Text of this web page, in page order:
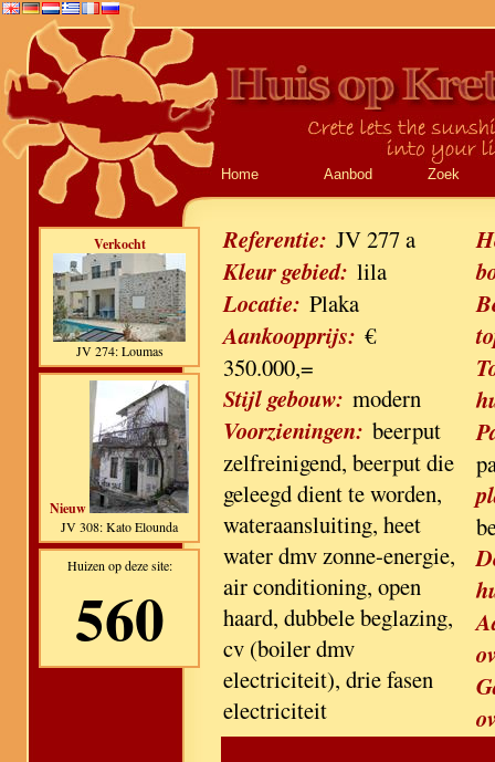
Home Aanbod Zoek
Verkocht
JV 274: Loumas
Nieuw
JV 308: Kato Elounda
Huizen op deze site:
560
Referentie: JV 277 a
Kleur gebied: lila
Locatie: Plaka
Aankoopprijs: €
350.000,=
Stijl gebouw: modern
Voorzieningen: beerput
zelfreinigend, beerput die
geleegd dient te worden,
wateraansluiting, heet
water dmv zonne-energie,
air conditioning, open
haard, dubbele beglazing,
cv (boiler dmv
electriciteit), drie fasen
electriciteit